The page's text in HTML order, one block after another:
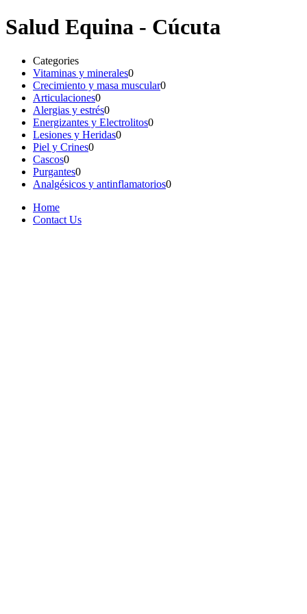
Salud Equina - Cúcuta
Categories
Vitaminas y minerales0
Crecimiento y masa muscular0
Articulaciones0
Alergias y estrés0
Energizantes y Electrolitos0
Lesiones y Heridas0
Piel y Crines0
Cascos0
Purgantes0
Analgésicos y antinflamatorios0
Home
Contact Us